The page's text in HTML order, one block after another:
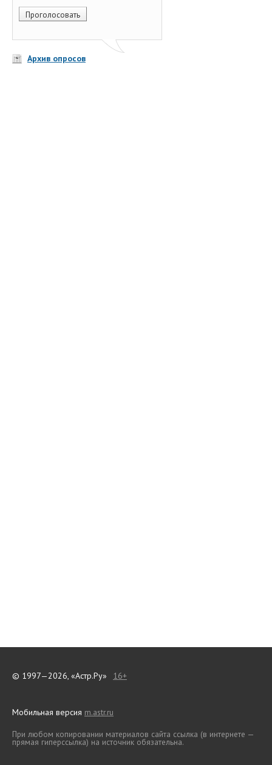
Архив опросов
© 1997—2026, «Астр.Ру» 16+
Мобильная версия m.astr.ru
При любом копировании материалов сайта ссылка (в интернете —
прямая гиперссылка) на источник обязательна.